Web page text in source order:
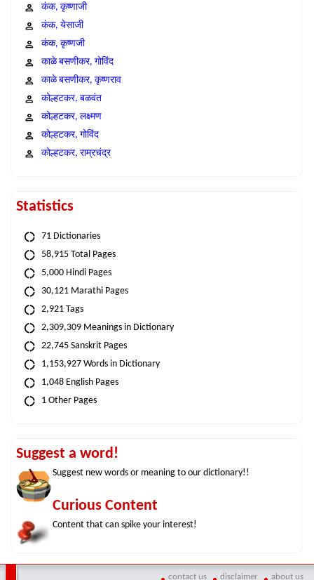
कंक, कृष्णाजी
कंक, येसाजी
कंक, कृष्णजी
काळे बसणीकर, गोविंद
काळे बसणीकर, कृष्णराव
कोल्हटकर, बळवंत
कोल्हटकर, लक्ष्मण
कोल्हटकर, गोविंद
कोल्हटकर, राम्रचंद्र
Statistics
71 Dictionaries
58,915 Total Pages
5,000 Hindi Pages
30,121 Marathi Pages
2,921 Tags
2,309,309 Meanings in Dictionary
22,745 Sanskrit Pages
1,153,927 Words in Dictionary
1,048 English Pages
1 Other Pages
Suggest a word!
Suggest new words or meaning to our dictionary!!
Curious Content
Content that can spike your interest!
contact us disclaimer about us